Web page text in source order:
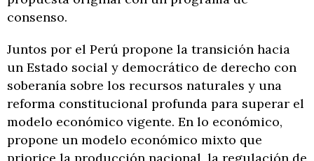
consenso.
Juntos por el Perú propone la transición hacia
un Estado social y democrático de derecho con
soberanía sobre los recursos naturales y una
reforma constitucional profunda para superar el
modelo económico vigente. En lo económico,
propone un modelo económico mixto que
priorice la producción nacional, la regulación de